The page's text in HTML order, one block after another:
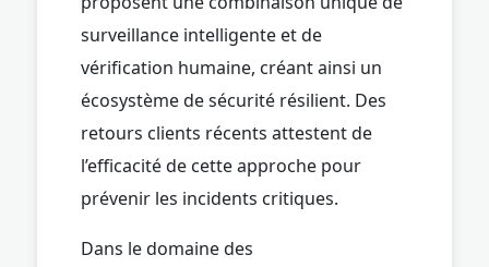
surveillance intelligente et de
vérification humaine, créant ainsi un
écosystème de sécurité résilient. Des
retours clients récents attestent de
l’efficacité de cette approche pour
prévenir les incidents critiques.
Dans le domaine des